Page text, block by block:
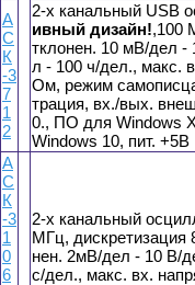
А
С
К
-3
7
1
2
2-х канальный USB
ивный дизайн!,100
тклонен. 10 мВ/дел -
л - 100 ч/дел., макс.
Ом, режим
трация, вх./вых.
0., ПО для Windows
Windows 10, пит. +5В
А
С
К
-3
1
0
6
2-х канальный
МГц, дискретизация
нен. 2мВ/дел - 10 В/
с/дел., макс. вх.